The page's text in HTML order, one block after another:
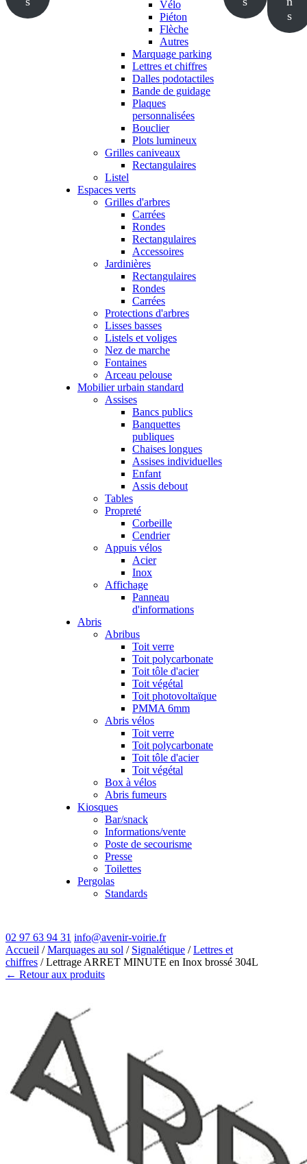
Vélo
Piéton
Flèche
Autres
Marquage parking
Lettres et chiffres
Dalles podotactiles
Bande de guidage
Plaques
personnalisées
Bouclier
Plots lumineux
Grilles caniveaux
Rectangulaires
Listel
Espaces verts
Grilles d'arbres
Carrées
Rondes
Rectangulaires
Accessoires
Jardinières
Rectangulaires
Rondes
Carrées
Protections d'arbres
Lisses basses
Listels et voliges
Nez de marche
Fontaines
Arceau pelouse
Mobilier urbain standard
Assises
Bancs publics
Banquettes
publiques
Chaises longues
Assises individuelles
Enfant
Assis debout
Tables
Propreté
Corbeille
Cendrier
Appuis vélos
Acier
Inox
Affichage
Panneau
d'informations
Abris
Abribus
Toit verre
Toit polycarbonate
Toit tôle d'acier
Toit végétal
Toit photovoltaïque
PMMA 6mm
Abris vélos
Toit verre
Toit polycarbonate
Toit tôle d'acier
Toit végétal
Box à vélos
Abris fumeurs
Kiosques
Bar/snack
Informations/vente
Poste de secourisme
Presse
Toilettes
Pergolas
Standards
s
02 97 63 94 31 info@avenir-voirie.fr
Accueil /Marquages au sol / Signalétique /Lettres et
chiffres / Lettrage ARRET MINUTE en Inox brossé 304L
← Retour aux produits